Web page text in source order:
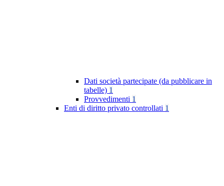
Dati società partecipate (da pubblicare in
tabelle) 1
Provvedimenti 1
Enti di diritto privato controllati 1